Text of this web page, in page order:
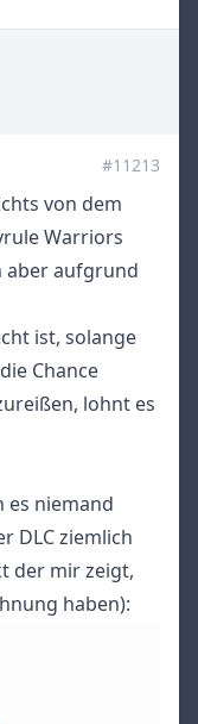
#11213
von dem
Warriors
aber aufgrund
ist, solange
Chance
lohnt es
es niemand
DLC ziemlich
der mir zeigt,
haben):